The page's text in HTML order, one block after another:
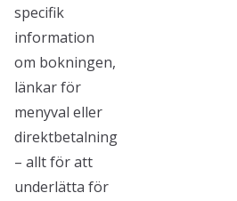
specifik
information
om bokningen,
länkar för
menyval eller
direktbetalning
– allt för att
underlätta för